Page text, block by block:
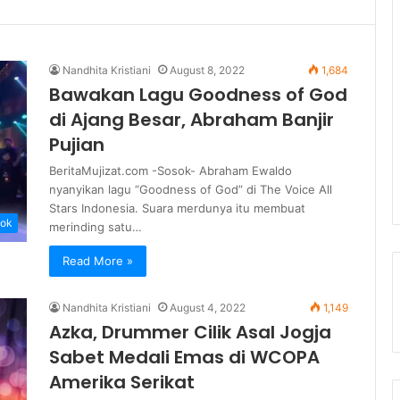
Nandhita Kristiani August 8, 2022 1,684
Bawakan Lagu Goodness of God
di Ajang Besar, Abraham Banjir
Pujian
BeritaMujizat.com -Sosok- Abraham Ewaldo
nyanyikan lagu “Goodness of God” di The Voice All
Stars Indonesia. Suara merdunya itu membuat
merinding satu…
Read More »
Nandhita Kristiani August 4, 2022 1,149
Azka, Drummer Cilik Asal Jogja
Sabet Medali Emas di WCOPA
Amerika Serikat